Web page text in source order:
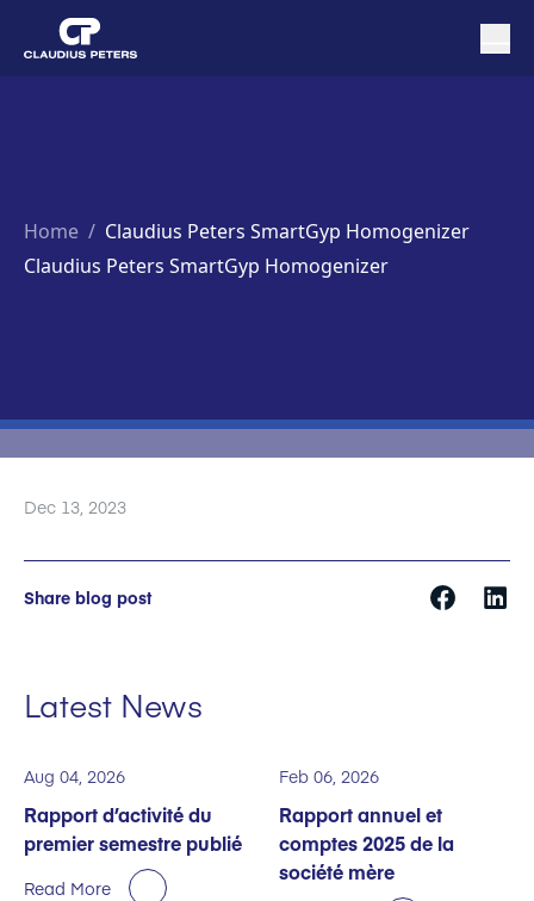
Home / Claudius Peters SmartGyp Homogenizer
Claudius Peters SmartGyp Homogenizer
Dec 13, 2023
Share blog post
Latest News
Aug 04, 2026
Rapport d’activité du
premier semestre publié
Read More
Feb 06, 2026
Rapport annuel et
comptes 2025 de la
société mère